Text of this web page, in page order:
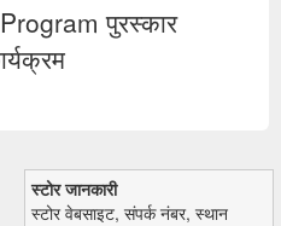
पुरस्कार
स्टोर जानकारी
स्टोर वेबसाइट, संपर्क नंबर, स्थान